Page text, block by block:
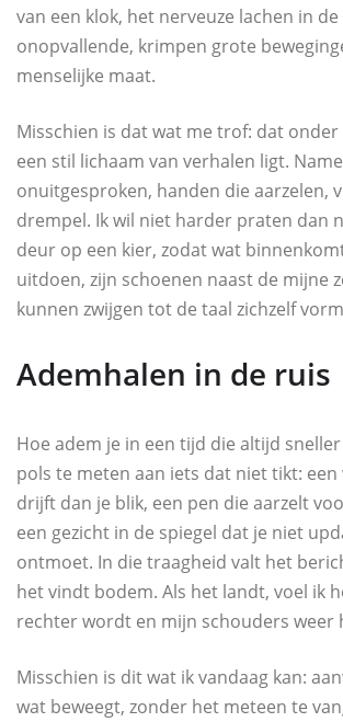
van een klok, het nerveuze lachen in
onopvallende, krimpen grote
menselijke maat.
Misschien is dat wat me trof: dat onder
een stil lichaam van verhalen ligt.
onuitgesproken, handen die aarzelen,
drempel. Ik wil niet harder praten dan
deur op een kier, zodat wat
uitdoen, zijn schoenen naast de mijne
kunnen zwijgen tot de taal zichzelf
Ademhalen in de ruis
Hoe adem je in een tijd die altijd
pols te meten aan iets dat niet tikt:
drijft dan je blik, een pen die aarzelt
een gezicht in de spiegel dat je niet
ontmoet. In die traagheid valt het
het vindt bodem. Als het landt, voel ik
rechter wordt en mijn schouders weer
Misschien is dit wat ik vandaag kan:
wat beweegt, zonder het meteen te